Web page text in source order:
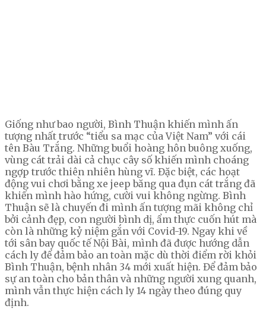
Giống như bao người, Bình Thuận khiến mình ấn
tượng nhất trước “tiểu sa mạc của Việt Nam” với cái
tên Bàu Trắng. Những buổi hoàng hôn buông xuống,
vùng cát trải dài cả chục cây số khiến mình choáng
ngợp trước thiên nhiên hùng vĩ. Đặc biệt, các hoạt
động vui chơi bằng xe jeep băng qua đụn cát trắng đã
khiến mình hào hứng, cười vui không ngừng. Bình
Thuận sẽ là chuyến đi mình ấn tượng mãi không chỉ
bởi cảnh đẹp, con người bình dị, ẩm thực cuốn hút mà
còn là những kỷ niệm gắn với Covid-19. Ngay khi về
tới sân bay quốc tế Nội Bài, mình đã được hướng dẫn
cách ly để đảm bảo an toàn mặc dù thời điểm rời khỏi
Bình Thuận, bệnh nhân 34 mới xuất hiện. Để đảm bảo
sự an toàn cho bản thân và những người xung quanh,
mình vẫn thực hiện cách ly 14 ngày theo đúng quy
định.